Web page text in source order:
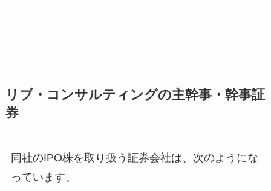
リブ・コンサルティングの主幹事・幹事証
券
同社のIPO株を取り扱う証券会社は、次のようにな
っています。